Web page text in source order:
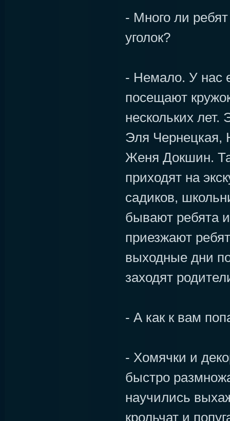
- Много ли
уголок?
- Немало. У нас
посещают
нескольких лет.
Эля Чернецкая,
Женя Докшин.
приходят на
садиков,
бывают ребята
приезжают
выходные дни
заходят
- А как к вам
- Хомячки и
быстро
научились
крольчат и